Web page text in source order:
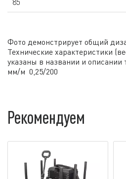
Фото демонстрирует общий
Технические характеристики
указаны в названии и описании
мм/м 0,25/200
Рекомендуем